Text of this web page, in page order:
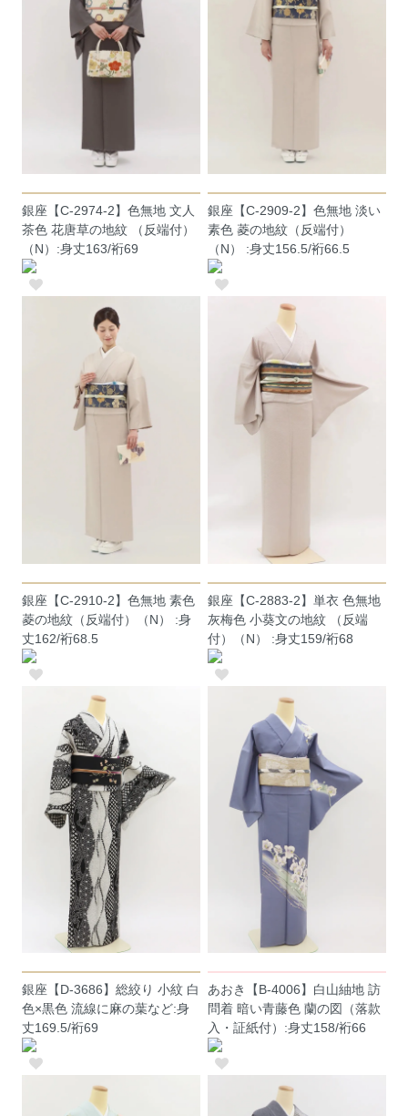
銀座【C-2974-2】色無地 文人
茶色 花唐草の地紋 （反端付）
（N）:身丈163/裄69
銀座【C-2909-2】色無地 淡い
素色 菱の地紋（反端付）
（N） :身丈156.5/裄66.5
銀座【C-2910-2】色無地 素色
菱の地紋（反端付）（N） :身
丈162/裄68.5
銀座【C-2883-2】単衣 色無地
灰梅色 小葵文の地紋 （反端
付）（N） :身丈159/裄68
銀座【D-3686】総絞り 小紋 白
色×黒色 流線に麻の葉など:身
丈169.5/裄69
あおき【B-4006】白山紬地 訪
問着 暗い青藤色 蘭の図（落款
入・証紙付）:身丈158/裄66